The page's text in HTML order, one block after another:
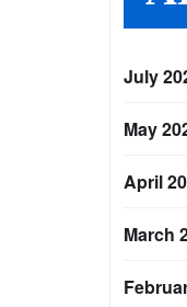
July
May
April
March